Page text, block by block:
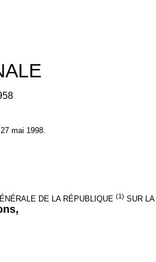
mai 1998.
DE LA RÉPUBLIQUE (1) SUR